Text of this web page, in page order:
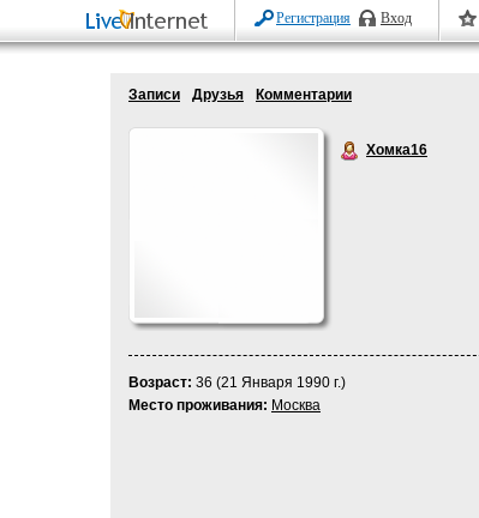
Регистрация Вход
Записи Друзья Комментарии
Хомка16
Возраст: 36 (21 Января 1990 г.)
Место проживания: Москва